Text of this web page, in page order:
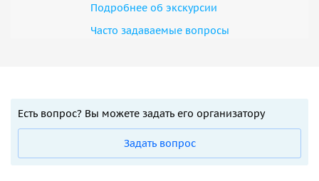
Подробнее об экскурсии
Часто задаваемые вопросы
Есть вопрос? Вы можете задать его организатору
Задать вопрос